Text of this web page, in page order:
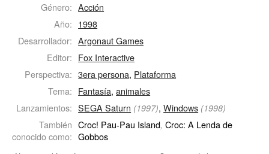
Género: Acción
Año: 1998
Desarrollador: Argonaut Games
Editor: Fox Interactive
Perspectiva: 3era persona, Plataforma
Tema: Fantasía,animales
Lanzamientos: SEGA Saturn (1997),Windows (1998)
También
conocido como:
Croc! Pau-Pau Island, Croc: A Lenda de
Gobbos